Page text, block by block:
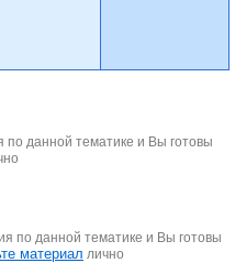
данной тематике и Вы готовы
по данной тематике и Вы готовы
материал лично